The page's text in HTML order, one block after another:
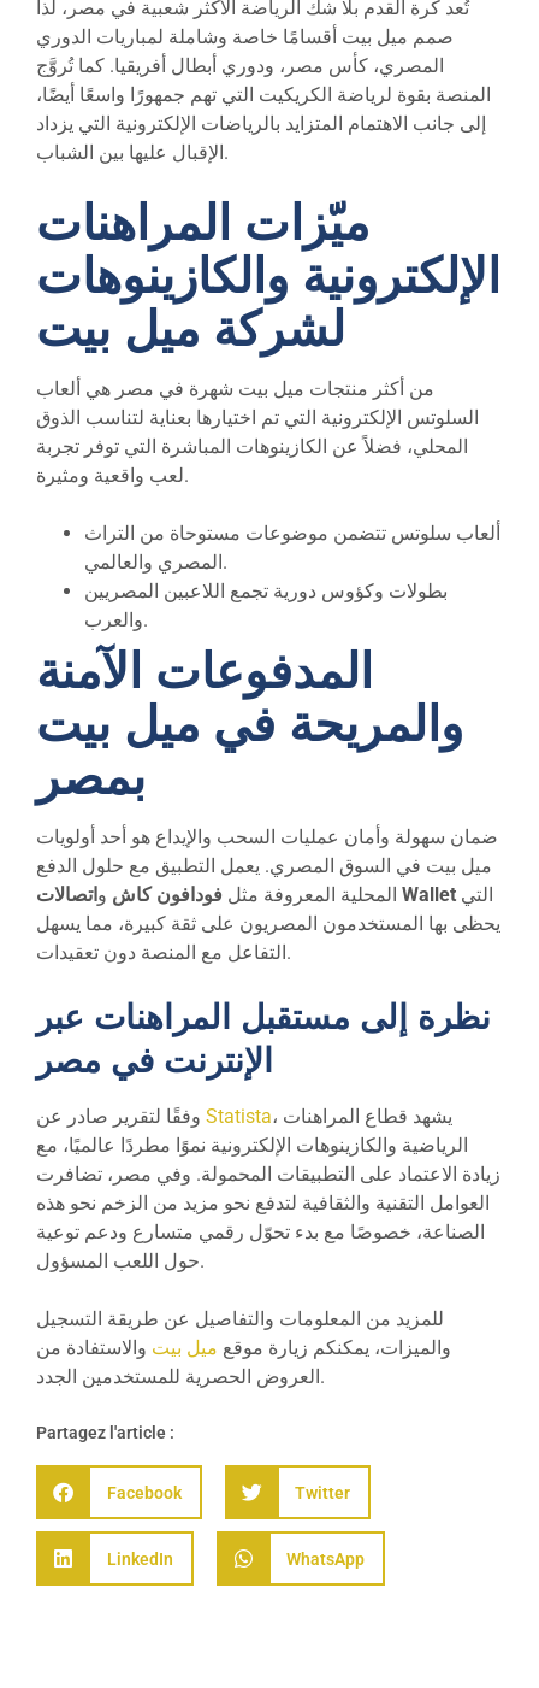
تُعد كرة القدم بلا شك الرياضة الأكثر شعبية في مصر، لذا
صمم ميل بيت أقسامًا خاصة وشاملة لمباريات الدوري
المصري، كأس مصر، ودوري أبطال أفريقيا. كما تُروَّج
المنصة بقوة لرياضة الكريكيت التي تهم جمهورًا واسعًا أيضًا،
إلى جانب الاهتمام المتزايد بالرياضات الإلكترونية التي يزداد
الإقبال عليها بين الشباب.
ميّزات المراهنات
الإلكترونية والكازينوهات
لشركة ميل بيت
من أكثر منتجات ميل بيت شهرة في مصر هي ألعاب
السلوتس الإلكترونية التي تم اختيارها بعناية لتناسب الذوق
المحلي، فضلاً عن الكازينوهات المباشرة التي توفر تجربة
لعب واقعية ومثيرة.
ألعاب سلوتس تتضمن موضوعات مستوحاة من التراث
المصري والعالمي.
بطولات وكؤوس دورية تجمع اللاعبين المصريين
والعرب.
المدفوعات الآمنة
والمريحة في ميل بيت
بمصر
ضمان سهولة وأمان عمليات السحب والإيداع هو أحد أولويات
ميل بيت في السوق المصري. يعمل التطبيق مع حلول الدفع
المحلية المعروفة مثل فودافون كاش و اتصالات Wallet
يحظى بها المستخدمون المصريون على ثقة كبيرة، مما يسهل
التفاعل مع المنصة دون تعقيدات.
نظرة إلى مستقبل المراهنات عبر
الإنترنت في مصر
Statista، يشهد قطاع المراهنات
الرياضية والكازينوهات الإلكترونية نموًا مطردًا عالميًا، مع
زيادة الاعتماد على التطبيقات المحمولة. وفي مصر، تضافرت
العوامل التقنية والثقافية لتدفع نحو مزيد من الزخم نحو هذه
الصناعة، خصوصًا مع بدء تحوّل رقمي متسارع ودعم توعية
حول اللعب المسؤول.
للمزيد من المعلومات والتفاصيل عن طريقة التسجيل
والميزات، يمكنكم زيارة موقع ميل بيت والاستفادة من
العروض الحصرية للمستخدمين الجدد.
Partagez l'article :
Facebook Twitter
LinkedIn WhatsApp